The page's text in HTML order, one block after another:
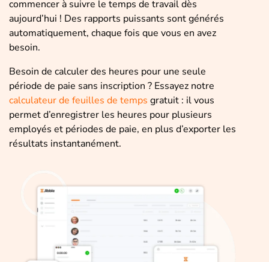
commencer à suivre le temps de travail dès
aujourd’hui ! Des rapports puissants sont générés
automatiquement, chaque fois que vous en avez
besoin.
Besoin de calculer des heures pour une seule
période de paie sans inscription ? Essayez notre
calculateur de feuilles de temps gratuit : il vous
permet d’enregistrer les heures pour plusieurs
employés et périodes de paie, en plus d’exporter les
résultats instantanément.